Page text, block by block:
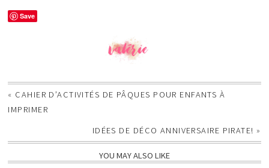
Save
« CAHIER D’ACTIVITÉS DE PÂQUES POUR ENFANTS À
IMPRIMER
IDÉES DE DÉCO ANNIVERSAIRE PIRATE! »
YOU MAY ALSO LIKE